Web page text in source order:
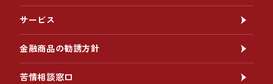
サービス
金融商品の勧誘方針
苦情相談窓口